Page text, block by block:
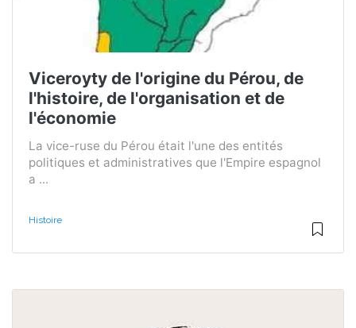
Viceroyty de l'origine du Pérou, de
l'histoire, de l'organisation et de
l'économie
La vice-ruse du Pérou était l'une des entités
politiques et administratives que l'Empire espagnol
a ...
Histoire